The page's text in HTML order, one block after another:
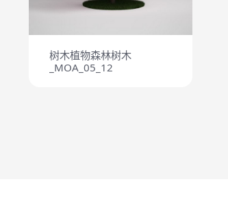
树木植物森林树木
_MOA_05_12